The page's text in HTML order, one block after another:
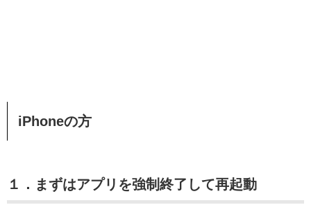
iPhoneの方
１．まずはアプリを強制終了して再起動